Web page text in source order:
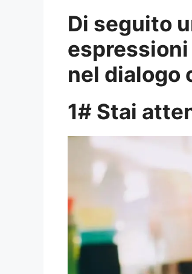
Di seguito
nel dialogo
1# Stai